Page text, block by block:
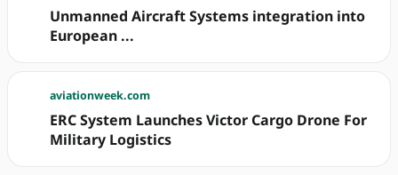
Unmanned Aircraft Systems integration into
European ...
aviationweek.com
ERC System Launches Victor Cargo Drone For
Military Logistics